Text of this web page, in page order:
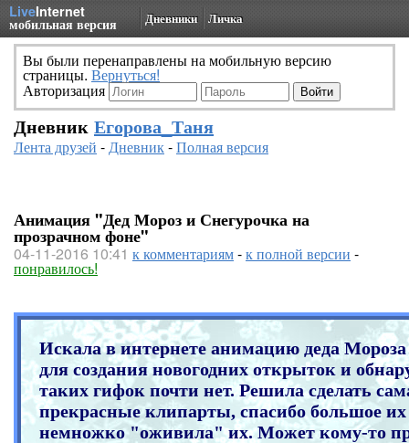
LiveInternet
мобильная версия Дневники Личка
Вы были перенаправлены на мобильную версию
страницы. Вернуться!
Авторизация
Дневник Егорова_Таня
Лента друзей -Дневник-Полная версия
Анимация "Дед Мороз и Снегурочка на
прозрачном фоне"
04-11-2016 10:41 к комментариям-к полной версии -
понравилось!
Искала в интернете анимацию деда
для создания новогодних открыток и
таких гифок почти нет. Решила сделать
прекрасные клипарты, спасибо большое их
немножко "оживила" их. Может кому-то